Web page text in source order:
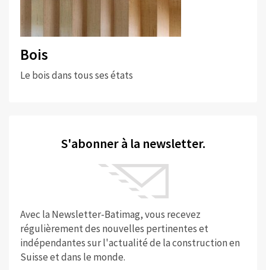
Bois
Le bois dans tous ses états
S'abonner à la newsletter.
Avec la Newsletter-Batimag, vous recevez
régulièrement des nouvelles pertinentes et
indépendantes sur l'actualité de la construction en
Suisse et dans le monde.